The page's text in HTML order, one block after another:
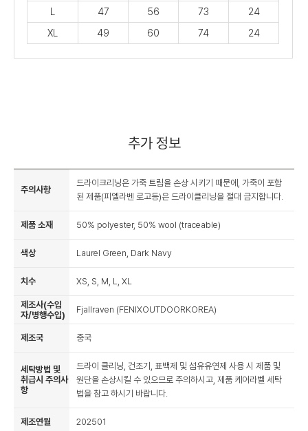
47 56 73
24
XL
49 60 74 24
추가 정보
주의사항
드라이크리닝은 가죽 트림을 손상 시키기 때문에, 가죽이 포함
된 제품(피엘라벤 로고등)은 드라이클리닝을 절대 금지합니다.
제품 소재 50% polyester, 50% wool (traceable)
색상 Laurel Green, Dark Navy
치수 XS, S, M, L, XL
제조사(수입
자/병행수입)
Fjallraven (FENIXOUTDOORKOREA)
제조국 중국
세탁방법 및
취급시 주의사
항
드라이 클리닝, 건조기, 표백제 및 섬유유연제 사용 시 제품 및
원단을 손상시킬 수 있으므로 주의하시고, 제품 케어라벨 세탁
법을 참고 하시기 바랍니다.
제조연월 202501